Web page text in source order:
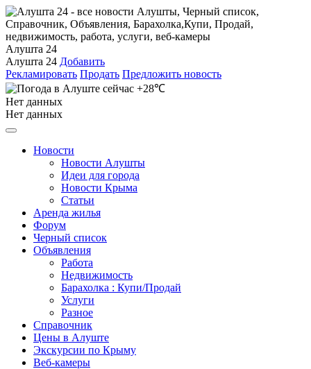
Алушта 24
Алушта 24 Добавить
Рекламировать Продать Предложить новость
+28℃
Нет данных
Нет данных
Новости
Новости Алушты
Идеи для города
Новости Крыма
Статьи
Аренда жилья
Форум
Черный список
Объявления
Работа
Недвижимость
Барахолка : Купи/Продай
Услуги
Разное
Справочник
Цены в Алуште
Экскурсии по Крыму
Веб-камеры